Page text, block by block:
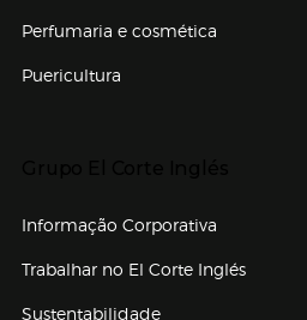
Perfumaria e cosmética
Puericultura
Informação Corporativa
Trabalhar no El Corte Inglés(abre
Sustentabilidade
Enlaces de grupo el corte inglés